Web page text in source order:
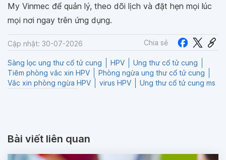
My Vinmec để quản lý, theo dõi lịch và đặt hẹn mọi lúc
mọi nơi ngay trên ứng dụng.
Cập nhật: 30-07-2026 Chia sẻ
Sàng lọc ung thư cổ tử cung HPV
Ung thư cổ tử cung
Tiêm phòng vắc xin HPV
Phòng ngừa ung thư cổ tử cung
Vắc xin phòng ngừa HPV
virus HPV Ung thư cổ tử cung ms
Bài viết liên quan